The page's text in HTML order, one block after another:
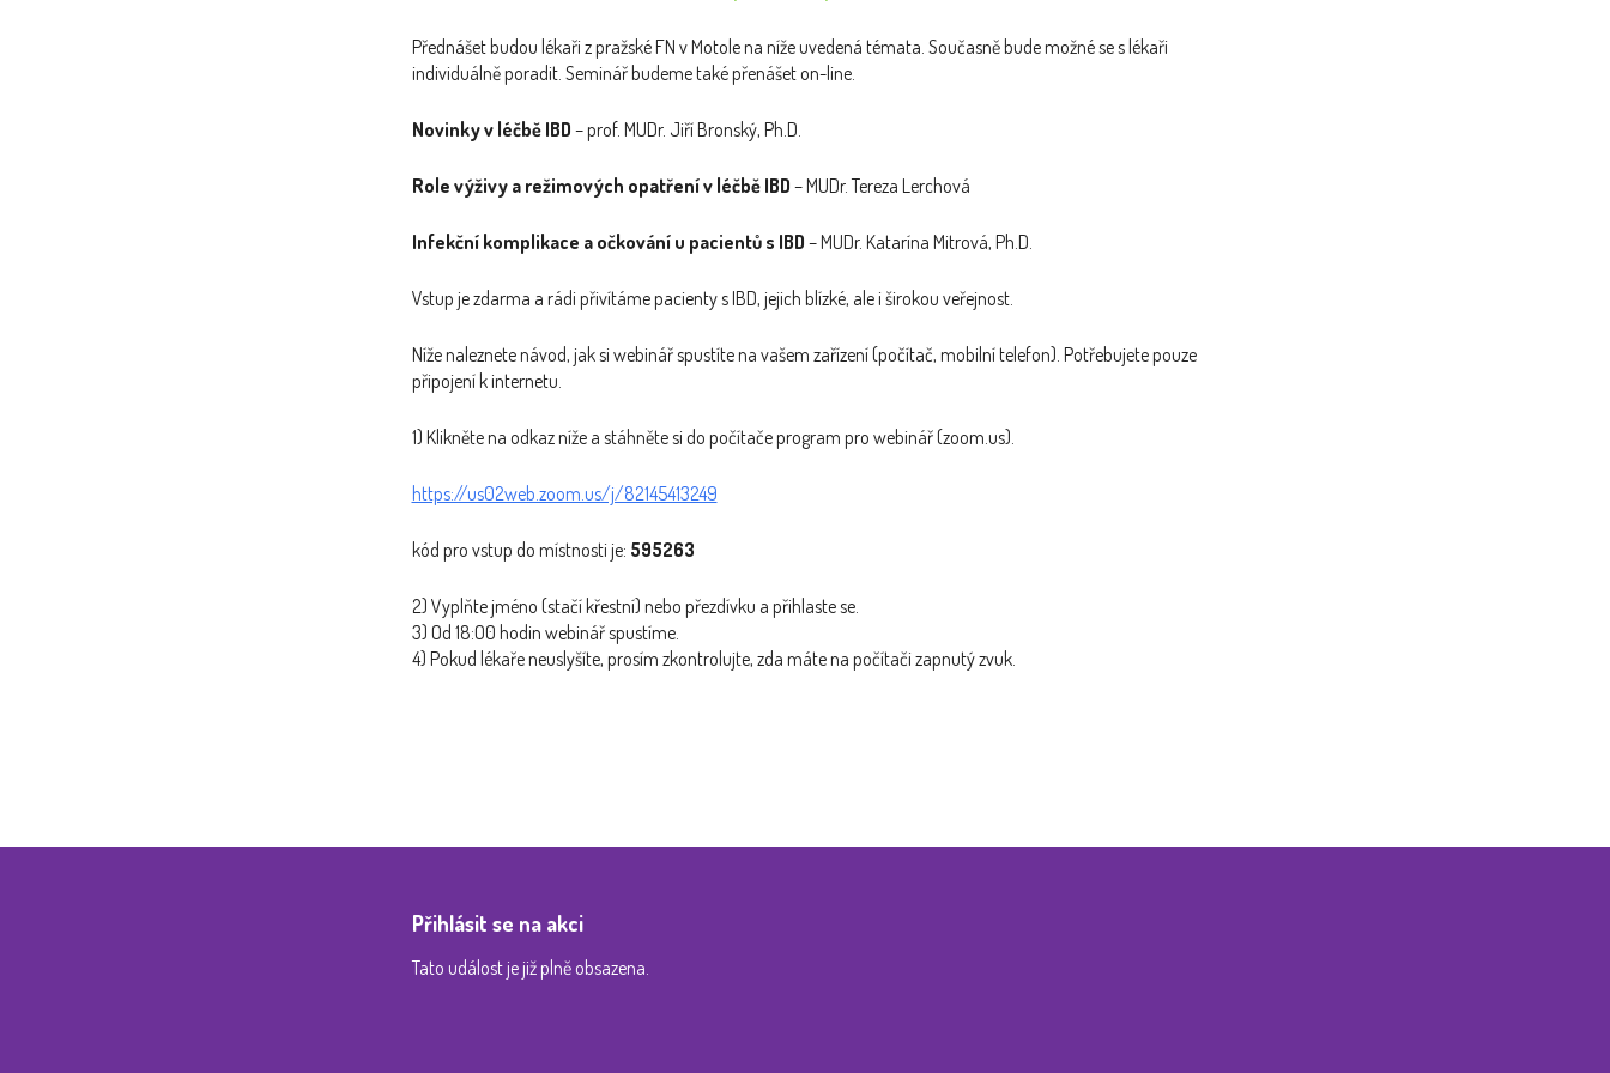
Přednášet budou lékaři z pražské FN v Motole na níže uvedená témata. Současně bude možné se s lékaři
individuálně poradit. Seminář budeme také přenášet on-line.
Novinky v léčbě IBD – prof. MUDr. Jiří Bronský, Ph.D.
Role výživy a režimových opatření v léčbě IBD – MUDr. Tereza Lerchová
Infekční komplikace a očkování u pacientů s IBD – MUDr. Katarína Mitrová, Ph.D.
Vstup je zdarma a rádi přivítáme pacienty s IBD, jejich blízké, ale i širokou veřejnost.
Níže naleznete návod, jak si webinář spustíte na vašem zařízení (počítač, mobilní telefon). Potřebujete pouze
připojení k internetu.
1) Klikněte na odkaz níže a stáhněte si do počítače program pro webinář (zoom.us).
https://us02web.zoom.us/j/82145413249
kód pro vstup do místnosti je: 595263
2) Vyplňte jméno (stačí křestní) nebo přezdívku a přihlaste se.
3) Od 18:O0 hodin webinář spustíme.
4) Pokud lékaře neuslyšíte, prosím zkontrolujte, zda máte na počítači zapnutý zvuk.
Přihlásit se na akci
Tato událost je již plně obsazena.